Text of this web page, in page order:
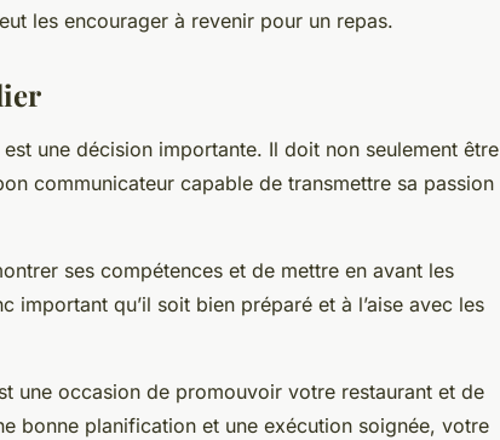
les encourager à revenir pour un repas.
une décision importante. Il doit non seulement être
communicateur capable de transmettre sa passion
ses compétences et de mettre en avant les
important qu’il soit bien préparé et à l’aise avec les
une occasion de promouvoir votre restaurant et de
bonne planification et une exécution soignée, votre